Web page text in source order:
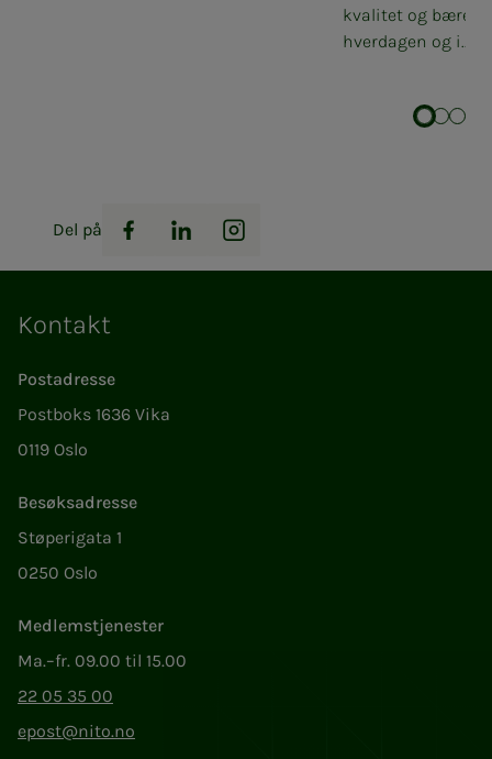
kvalitet og
hverdagen og i...
Del på
Facebook
LinkedInInstagram
Kontakt
Postadresse
Postboks 1636 Vika
0119 Oslo
Besøksadresse
Støperigata 1
0250 Oslo
Medlemstjenester
Ma.–fr. 09.00 til 15.00
22 05 35 00
epost@nito.no